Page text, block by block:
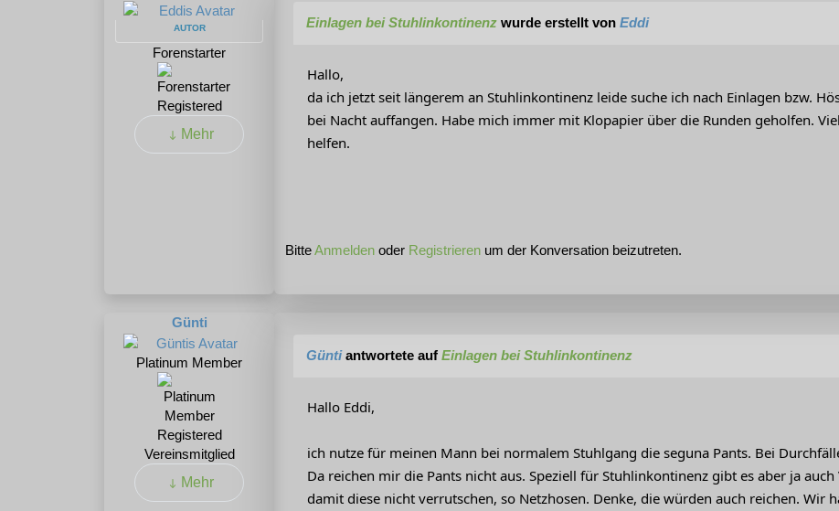
AUTOR
Forenstarter
Registered
Mehr
Einlagen bei Stuhlinkontinenz wurde erstellt von Eddi
Hallo,
da ich jetzt seit längerem an Stuhlinkontinenz leide suche ich nach Einlagen bzw.
bei Nacht auffangen. Habe mich immer mit Klopapier über die Runden geholfen.
helfen.
BitteAnmelden oder Registrieren um der Konversation beizutreten.
Günti
Platinum Member
Registered
Vereinsmitglied
Mehr
Güntiantwortete auf Einlagen bei Stuhlinkontinenz
Hallo Eddi,
ich nutze für meinen Mann bei normalem Stuhlgang die seguna Pants. Bei
Da reichen mir die Pants nicht aus. Speziell für Stuhlinkontinenz gibt es aber ja
damit diese nicht verrutschen, so Netzhosen. Denke, die würden auch reichen. Wir